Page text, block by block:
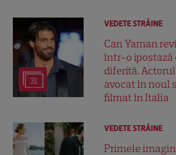
31
VEDETE STRĂINE
Can Yaman
într-o ipostază
diferită.
avocat în noul
filmat în Italia
VEDETE STRĂINE
Primele